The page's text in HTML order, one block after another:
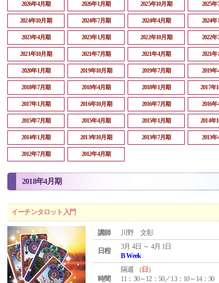
2026年4月期 2026年1月期 2025年10月期 2025
2024年10月期 2024年7月期 2024年4月期 2024
2023年4月期 2023年1月期 2022年10月期 2022
2021年10月期 2021年7月期 2021年4月期 2021
2020年1月期 2019年10月期 2019年7月期 2019
2018年7月期 2018年4月期 2018年1月期 2017年
2017年1月期 2016年10月期 2016年7月期 2016
2015年7月期 2015年4月期 2015年1月期 2014年
2014年1月期 2013年10月期 2013年7月期 2013
2012年7月期 2012年4月期
2018年4月期
イーチンタロット入門
講師 川野 文彰
日程
3月 4日 ～ 4月 1日
B Week
時間
隔週 （ 日 ）
11：30～12：50／13：10～14：30